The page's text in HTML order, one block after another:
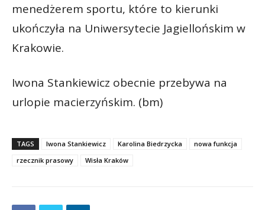
menedżerem sportu, które to kierunki
ukończyła na Uniwersytecie Jagiellońskim w
Krakowie.
Iwona Stankiewicz obecnie przebywa na
urlopie macierzyńskim. (bm)
TAGS Iwona Stankiewicz Karolina Biedrzycka
nowa funkcja
rzecznik prasowy
Wisła Kraków